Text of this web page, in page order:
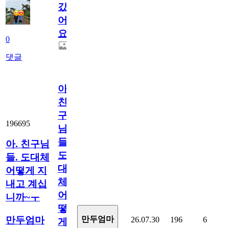
0
댓글
갔
어
요.
196695
아. 친구님
들. 도대체
어떻게 지
내고 계십
니까~ㅜ
만두엄마
아.
친
구
님
들.
도
대
체
어
떻
게
만두엄마 26.07.30 196 6